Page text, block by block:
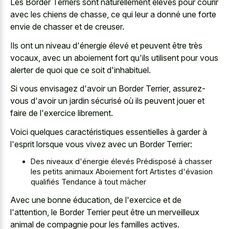
Les Border Terriers sont naturellement élevés pour courir
avec les chiens de chasse, ce qui leur a donné une forte
envie de chasser et de creuser.
Ils ont un niveau d'énergie élevé et peuvent être très
vocaux, avec un aboiement fort qu'ils utilisent pour vous
alerter de quoi que ce soit d'inhabituel.
Si vous envisagez d'avoir un Border Terrier, assurez-
vous d'avoir un jardin sécurisé où ils peuvent jouer et
faire de l'exercice librement.
Voici quelques caractéristiques essentielles à garder à
l'esprit lorsque vous vivez avec un Border Terrier:
Des niveaux d'énergie élevés Prédisposé à chasser
les petits animaux Aboiement fort Artistes d'évasion
qualifiés Tendance à tout mâcher
Avec une bonne éducation, de l'exercice et de
l'attention, le Border Terrier peut être un merveilleux
animal de compagnie pour les familles actives.